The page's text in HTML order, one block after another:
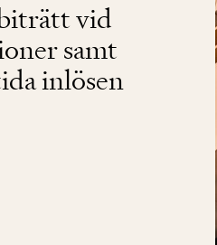
vid
samt
inlösen